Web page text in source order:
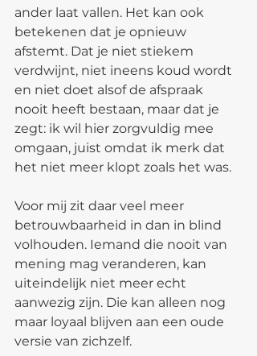
ander laat vallen. Het kan ook
betekenen dat je opnieuw
afstemt. Dat je niet stiekem
verdwijnt, niet ineens koud wordt
en niet doet alsof de afspraak
nooit heeft bestaan, maar dat je
zegt: ik wil hier zorgvuldig mee
omgaan, juist omdat ik merk dat
het niet meer klopt zoals het was.
Voor mij zit daar veel meer
betrouwbaarheid in dan in blind
volhouden. Iemand die nooit van
mening mag veranderen, kan
uiteindelijk niet meer echt
aanwezig zijn. Die kan alleen nog
maar loyaal blijven aan een oude
versie van zichzelf.